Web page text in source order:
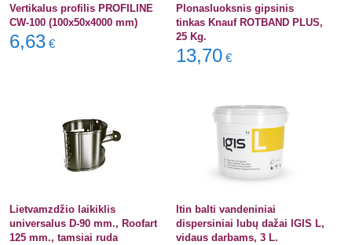
Vertikalus profilis PROFILINE
CW-100 (100x50x4000 mm)
6,63 €
Plonasluoksnis gipsinis
tinkas Knauf ROTBAND PLUS,
25 Kg.
13,70 €
Lietvamzdžio laikiklis
universalus D-90 mm., Roofart
125 mm., tamsiai ruda
Itin balti vandeniniai
dispersiniai lubų dažai IGIS L,
vidaus darbams, 3 L.